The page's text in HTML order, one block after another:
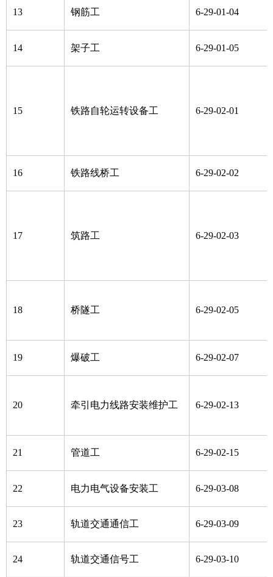
13 钢筋工 6-29-01-04
14 架子工 6-29-01-05
15 铁路自轮运转设备工 6-29-02-01
16 铁路线桥工 6-29-02-02
17 筑路工 6-29-02-03
18 桥隧工 6-29-02-05
19 爆破工 6-29-02-07
20 牵引电力线路安装维护工 6-29-02-13
21 管道工 6-29-02-15
22 电力电气设备安装工 6-29-03-08
23 轨道交通通信工 6-29-03-09
24 轨道交通信号工 6-29-03-10